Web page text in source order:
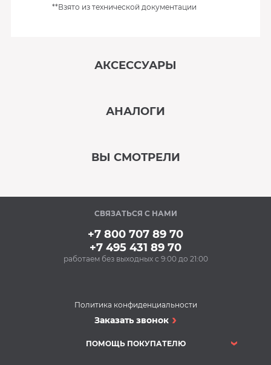
**Взято из технической документации
АКСЕССУАРЫ
машин BON BN-165
(500 мл)
300 Р
АНАЛОГИ
Посудомоечная
машина INDESIT DFO
3T133 A F
ВЫ СМОТРЕЛИ
В наличии
СВЯЗАТЬСЯ С НАМИ
+7 800 707 89 70
+7 495 431 89 70
работаем без выходных с 9:00 до 21:00
Политика конфиденциальности
Заказать звонок
ПОМОЩЬ ПОКУПАТЕЛЮ